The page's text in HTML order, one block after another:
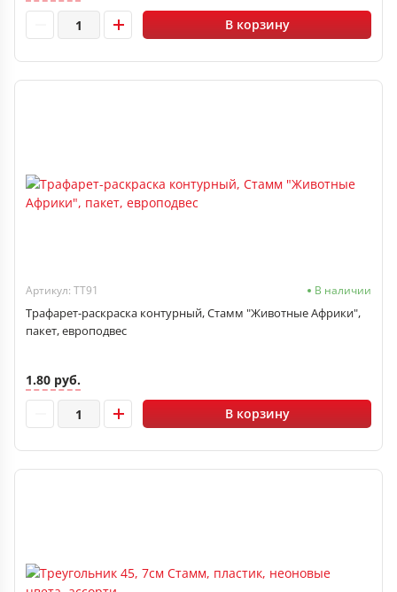
В корзину
Артикул: ТТ91 В наличии
Трафарет-раскраска контурный, Стамм "Животные Африки",
пакет, европодвес
1.80 руб.
В корзину